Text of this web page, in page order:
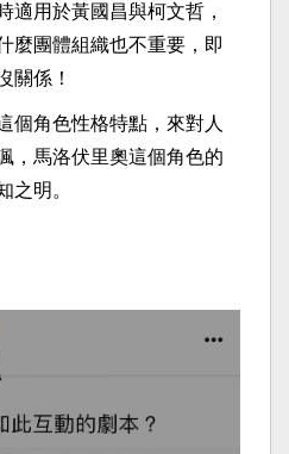
適用於黃國昌與柯文哲，
麼團體組織也不重要，即
關係！
個角色性格特點，來對人
，馬洛伏里奧這個角色的
之明。